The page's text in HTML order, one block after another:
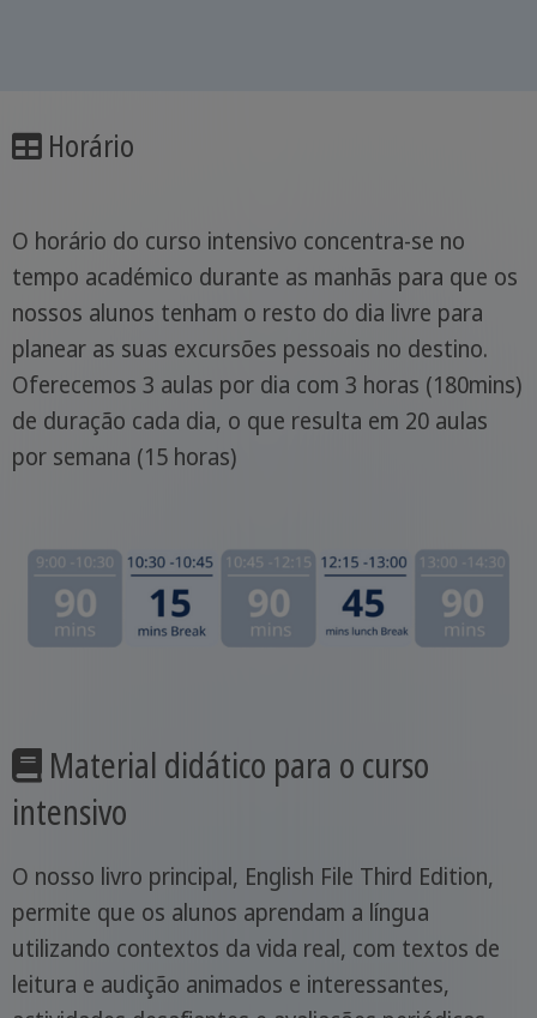
Horário
O horário do curso intensivo concentra-se no
tempo académico durante as manhãs para que os
nossos alunos tenham o resto do dia livre para
planear as suas excursões pessoais no destino.
Oferecemos 3 aulas por dia com 3 horas (180mins)
de duração cada dia, o que resulta em 20 aulas
por semana (15 horas)
Material didático para o curso
intensivo
O nosso livro principal, English File Third Edition,
permite que os alunos aprendam a língua
utilizando contextos da vida real, com textos de
leitura e audição animados e interessantes,